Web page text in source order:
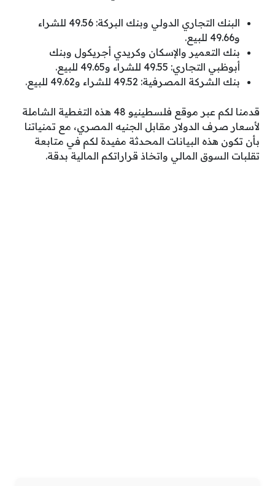
البنك التجاري الدولي وبنك البركة: 49.56 للشراء
و49.66 للبيع.
بنك التعمير والإسكان وكريدي أجريكول وبنك
أبوظبي التجاري: 49.55 للشراء و49.65 للبيع.
بنك الشركة المصرفية: 49.52 للشراء و49.62 للبيع.
قدمنا لكم عبر موقع فلسطينيو 48 هذه التغطية الشاملة
لأسعار صرف الدولار مقابل الجنيه المصري، مع تمنياتنا
بأن تكون هذه البيانات المحدثة مفيدة لكم في متابعة
تقلبات السوق المالي واتخاذ قراراتكم المالية بدقة.